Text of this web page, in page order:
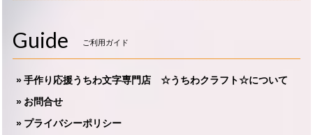
Guide ご利用ガイド
手作り応援うちわ文字専門店 ☆うちわクラフト☆について
お問合せ
プライバシーポリシー